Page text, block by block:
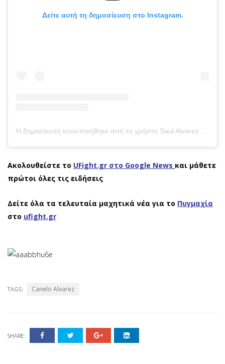
Δείτε αυτή τη δημοσίευση στο Instagram.
Ακολουθείστε το UFight.gr στο Google News και μάθετε
πρώτοι όλες τις ειδήσεις
Δείτε όλα τα τελευταία μαχητικά νέα για το Πυγμαχία
στο ufight.gr
TAGS: Canelo Alvarez
SHARE: